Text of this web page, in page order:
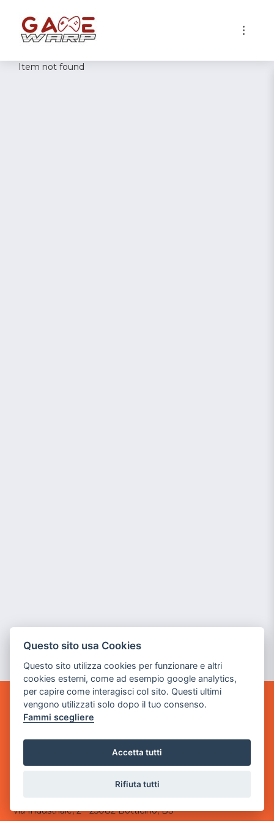
Item not found
GAME WARP
BY POWER GAME SRL
via Villaggio dei Platani, 3
via Industriale, 2 - 25082 Botticino, BS
Questo sito usa Cookies
Questo sito utilizza cookies per funzionare e altri
cookies esterni, come ad esempio google analytics,
per capire come interagisci col sito. Questi ultimi
vengono utilizzati solo dopo il tuo consenso.
Fammi scegliere
Accetta tutti
Rifiuta tutti